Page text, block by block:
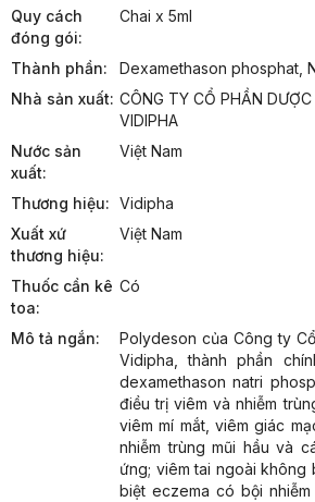
Quy cách
đóng gói:
Chai x 5ml
Thành phần:
Dexamethason phosphat,
Nhà sản xuất: CÔNG TY CỔ PHẦN
VIDIPHA
Nước sản
xuất:
Việt Nam
Thương hiệu: Vidipha
Xuất xứ
thương hiệu:
Việt Nam
Thuốc cần kê
toa:
Có
Mô tả ngắn:
Polydeson của Công ty
Vidipha, thành phần
dexamethason natri
điều trị viêm và nhiễm
viêm mí mắt, viêm giác
nhiễm trùng mũi hầu và
ứng; viêm tai ngoài không
biệt eczema có bội